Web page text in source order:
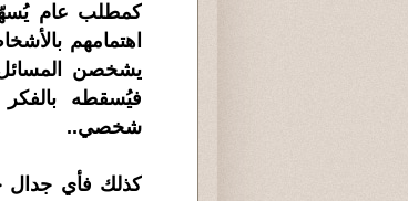
كمطلب عام
اهتمامهم
يشخصن المسائل
فيُسقطه بالفكر
شخصي..
كذلك فأي جدال